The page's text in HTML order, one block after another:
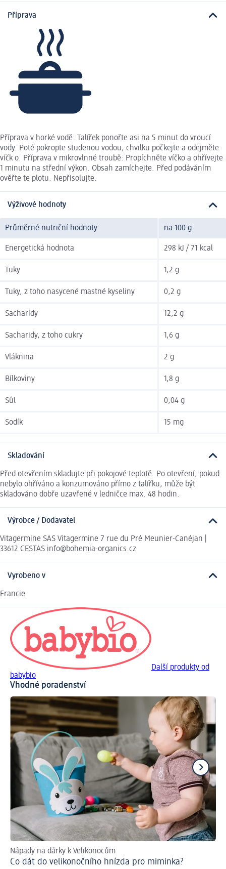
Příprava
Příprava v horké vodě: Talířek ponořte asi na 5 minut do vroucí
vody. Poté pokropte studenou vodou, chvilku počkejte a odejměte
víčk o. Příprava v mikrovlnné troubě: Propíchněte víčko a ohřívejte
1 minutu na střední výkon. Obsah zamíchejte. Před podáváním
ověřte te plotu. Nepřisolujte.
Výživové hodnoty
Průměrné nutriční hodnoty na 100 g
Energetická hodnota 298 kJ / 71 kcal
Tuky 1,2 g
Tuky, z toho nasycené mastné kyseliny 0,2 g
Sacharidy 12,2 g
Sacharidy, z toho cukry 1,6 g
Vláknina 2 g
Bílkoviny 1,8 g
Sůl 0,04 g
Sodík 15 mg
Skladování
Před otevřením skladujte při pokojové teplotě. Po otevření, pokud
nebylo ohříváno a konzumováno přímo z talířku, může být
skladováno dobře uzavřené v ledničce max. 48 hodin.
Výrobce / Dodavatel
Vitagermine SAS Vitagermine 7 rue du Pré Meunier-Canéjan |
33612 CESTAS info@bohemia-organics.cz
Vyrobeno v
Francie
Další produkty od
babybio
Vhodné poradenství
Nápady na dárky k Velikonocům
Co dát do velikonočního hnízda pro miminka?